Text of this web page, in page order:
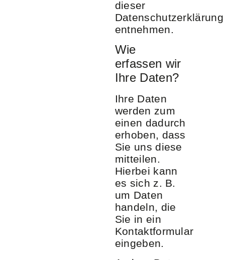
dieser
Datenschutzerklärung
entnehmen.
Wie
erfassen wir
Ihre Daten?
Ihre Daten
werden zum
einen dadurch
erhoben, dass
Sie uns diese
mitteilen.
Hierbei kann
es sich z. B.
um Daten
handeln, die
Sie in ein
Kontaktformular
eingeben.